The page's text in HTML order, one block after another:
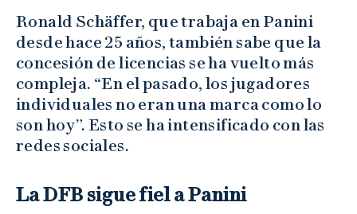
Ronald Schäffer, que trabaja en Panini
desde hace 25 años, también sabe que la
concesión de licencias se ha vuelto más
compleja. “En el pasado, los jugadores
individuales no eran una marca como lo
son hoy”. Esto se ha intensificado con las
redes sociales.
La DFB sigue fiel a Panini